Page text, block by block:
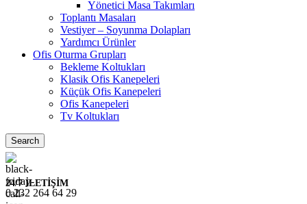
Yönetici Masa Takımları
Toplantı Masaları
Vestiyer – Soyunma Dolapları
Yardımcı Ürünler
Ofis Oturma Grupları
Bekleme Koltukları
Klasik Ofis Kanepeleri
Küçük Ofis Kanepeleri
Ofis Kanepeleri
Tv Koltukları
Search
24/7 İLETİŞİM
0 232 264 64 29